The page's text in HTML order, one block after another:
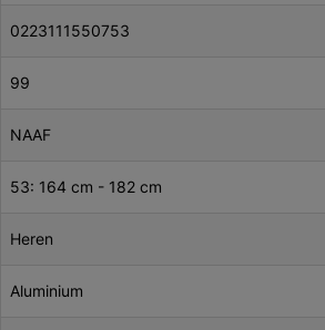
0223111550753
99
NAAF
53: 164 cm - 182 cm
Heren
Aluminium